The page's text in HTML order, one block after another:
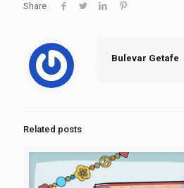
Share
Bulevar Getafe
Related posts